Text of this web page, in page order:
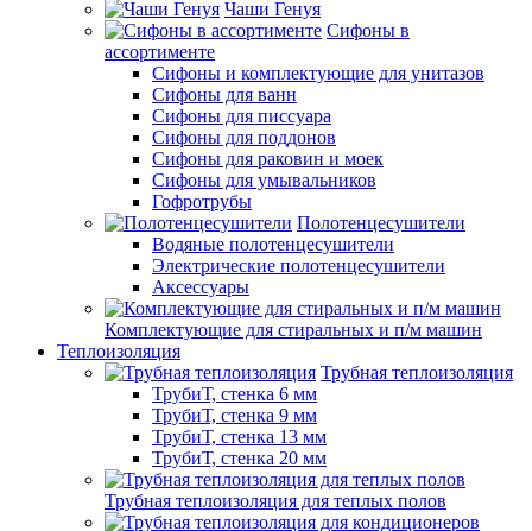
Чаши Генуя
Сифоны в
ассортименте
Сифоны и комплектующие для унитазов
Сифоны для ванн
Сифоны для писсуара
Сифоны для поддонов
Сифоны для раковин и моек
Сифоны для умывальников
Гофротрубы
Полотенцесушители
Водяные полотенцесушители
Электрические полотенцесушители
Аксессуары
Комплектующие для стиральных и п/м машин
Теплоизоляция
Трубная теплоизоляция
ТрубиТ, стенка 6 мм
ТрубиТ, стенка 9 мм
ТрубиТ, стенка 13 мм
ТрубиТ, стенка 20 мм
Трубная теплоизоляция для теплых полов